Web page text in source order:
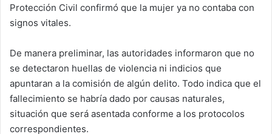
Protección Civil confirmó que la mujer ya no contaba con
signos vitales.
De manera preliminar, las autoridades informaron que no
se detectaron huellas de violencia ni indicios que
apuntaran a la comisión de algún delito. Todo indica que el
fallecimiento se habría dado por causas naturales,
situación que será asentada conforme a los protocolos
correspondientes.